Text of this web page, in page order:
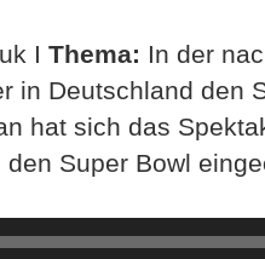
I Thema: In der
in Deutschland den
hat sich das
Super Bowl